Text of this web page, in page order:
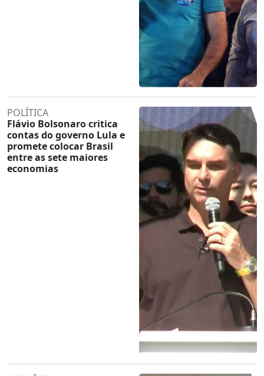
POLÍTICA
Flávio Bolsonaro critica
contas do governo Lula e
promete colocar Brasil
entre as sete maiores
economias